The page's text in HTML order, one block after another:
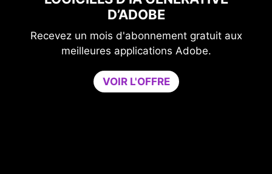
OPTIMIZER
Améliorez votre niveau de protection sans
compromettre les performances de votre jeu.
Game Optimizer permet d'allouer la puissance
CPU nécessaire à des performances de jeu
optimales en regroupant toutes les applications